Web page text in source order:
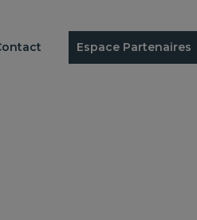
Contact Espace Partenaires